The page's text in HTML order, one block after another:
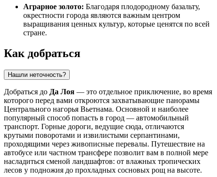
Аграрное золото: Благодаря плодородному базальту,
окрестности города являются важным центром
выращивания ценных культур, которые ценятся по всей
стране.
Как добраться
Нашли неточность?
Добраться до Да Лоя — это отдельное приключение, во время
которого перед вами откроются захватывающие панорамы
Центрального нагорья Вьетнама. Основной и наиболее
популярный способ попасть в город — автомобильный
транспорт. Горные дороги, ведущие сюда, отличаются
крутыми поворотами и извилистыми серпантинами,
проходящими через живописные перевалы. Путешествие на
автобусе или частном трансфере позволит вам в полной мере
насладиться сменой ландшафтов: от влажных тропических
лесов у подножия до прохладных сосновых рощ на высоте.